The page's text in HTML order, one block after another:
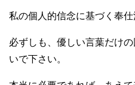
私の個人的信念に基づく奉仕
必ずしも、優しい言葉だけ
いで下さい。